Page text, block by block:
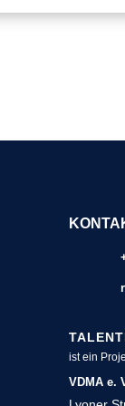
ist ein
VDMA e.